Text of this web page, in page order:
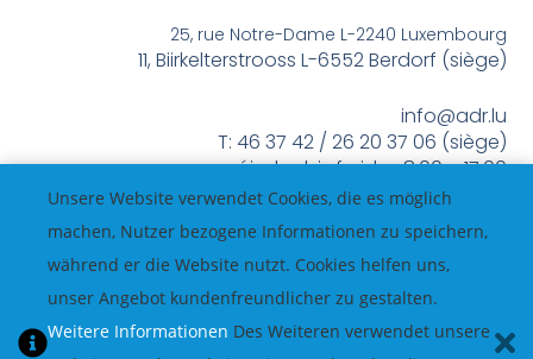
25, rue Notre-Dame L-2240 Luxembourg
11, Biirkelterstrooss L-6552 Berdorf (siège)
info@adr.lu
T: 46 37 42 / 26 20 37 06 (siège)
méindes bis freides 8:00 – 17:00
Unsere Website verwendet Cookies, die es möglich
machen, Nutzer bezogene Informationen zu speichern,
während er die Website nutzt. Cookies helfen uns,
unser Angebot kundenfreundlicher zu gestalten.
Weitere Informationen Des Weiteren verwendet unsere